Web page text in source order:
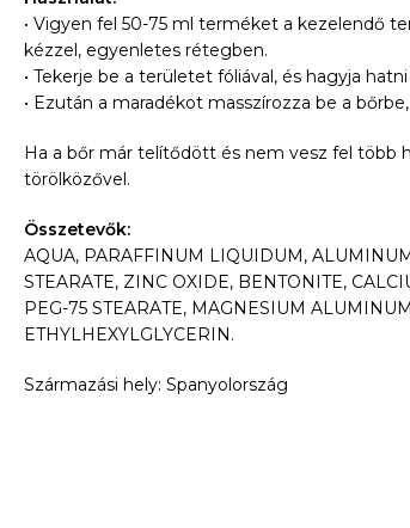
• Vigyen fel 50-75 ml terméket a kezelendő
kézzel, egyenletes rétegben.
• Tekerje be a területet fóliával, és hagyja hatni
• Ezután a maradékot masszírozza be a
Ha a bőr már telítődött és nem vesz fel több
törölközővel.
Összetevők:
AQUA, PARAFFINUM LIQUIDUM,
STEARATE, ZINC OXIDE, BENTONITE,
PEG-75 STEARATE, MAGNESIUM
ETHYLHEXYLGLYCERIN.
Származási hely: Spanyolország